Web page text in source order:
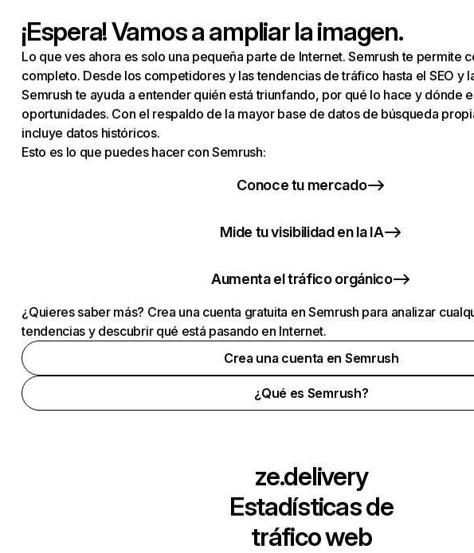
¡Espera! Vamos a ampliar la imagen.
Lo que ves ahora es solo una pequeña parte de Internet. Semrush te permite
completo. Desde los competidores y las tendencias de tráfico hasta el SEO y
Semrush te ayuda a entender quién está triunfando, por qué lo hace y dónde
oportunidades. Con el respaldo de la mayor base de datos de búsqueda
incluye datos históricos.
Esto es lo que puedes hacer con Semrush:
Conoce tu mercado
Mide tu visibilidad en la IA
Aumenta el tráfico orgánico
¿Quieres saber más? Crea una cuenta gratuita en Semrush para analizar
tendencias y descubrir qué está pasando en Internet.
Crea una cuenta en Semrush
¿Qué es Semrush?
ze.delivery
Estadísticas de
tráfico web